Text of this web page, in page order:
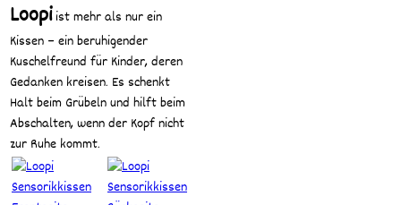
Loopiist mehr als nur ein
Kissen – ein beruhigender
Kuschelfreund für Kinder, deren
Gedanken kreisen. Es schenkt
Halt beim Grübeln und hilft beim
Abschalten, wenn der Kopf nicht
zur Ruhe kommt.